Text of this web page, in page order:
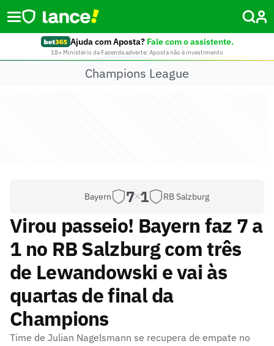
Ajuda com Aposta? Fale com o assistente.
18+ Ministério da Fazenda adverte: Aposta não é investimento
Champions League
Bayern 7 1 RB Salzburg
Virou passeio! Bayern faz 7 a
1 no RB Salzburg com três
de Lewandowski e vai às
quartas de final da
Champions
Time de Julian Nagelsmann se recupera de empate no